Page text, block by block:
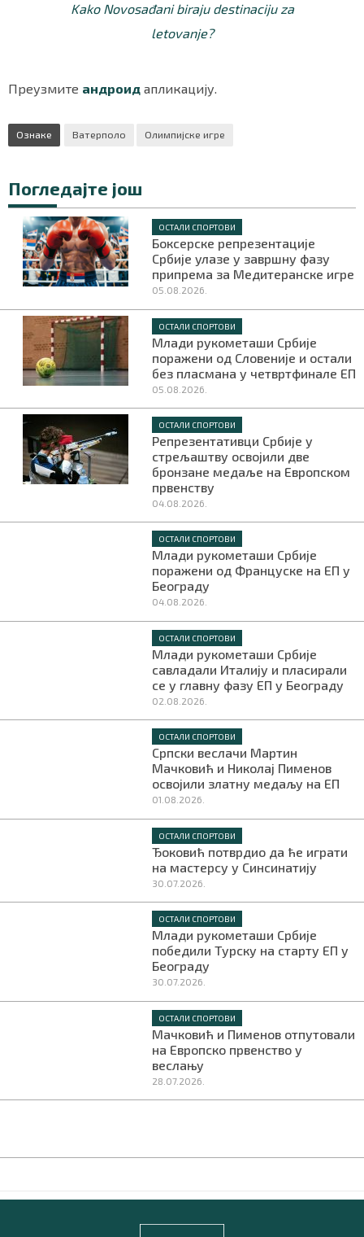
Kako Novosađani biraju destinaciju za
letovanje?
Преузмите андроид апликацију.
Ознаке Ватерполо Олимпијске игре
Погледајте још
ОСТАЛИ СПОРТОВИ
Боксерске репрезентације
Србије улазе у завршну фазу
припрема за Медитеранске игре
05.08.2026.
ОСТАЛИ СПОРТОВИ
Млади рукометаши Србије
поражени од Словеније и остали
без пласмана у четвртфинале ЕП
05.08.2026.
ОСТАЛИ СПОРТОВИ
Репрезентативци Србије у
стрељаштву освојили две
бронзане медаље на Европском
првенству
04.08.2026.
ОСТАЛИ СПОРТОВИ
Млади рукометаши Србије
поражени од Француске на ЕП у
Београду
04.08.2026.
ОСТАЛИ СПОРТОВИ
Млади рукометаши Србије
савладали Италију и пласирали
се у главну фазу ЕП у Београду
02.08.2026.
ОСТАЛИ СПОРТОВИ
Српски веслачи Мартин
Мачковић и Николај Пименов
освојили златну медаљу на ЕП
01.08.2026.
ОСТАЛИ СПОРТОВИ
Ђоковић потврдио да ће играти
на мастерсу у Синсинатију
30.07.2026.
ОСТАЛИ СПОРТОВИ
Млади рукометаши Србије
победили Турску на старту ЕП у
Београду
30.07.2026.
ОСТАЛИ СПОРТОВИ
Мачковић и Пименов отпутовали
на Европско првенство у
веслању
28.07.2026.